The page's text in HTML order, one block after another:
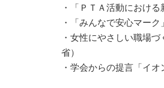
・「ＰＴＡ活動におけ
・「みんなで安心マー
・女性にやさしい職場
省）
・学会からの提言「イ